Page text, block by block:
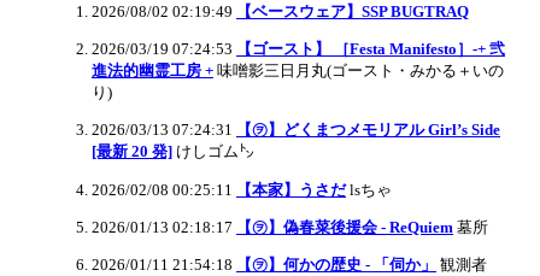
2026/08/02 02:19:49 【ベースウェア】SSP BUGTRAQ
2026/03/19 07:24:53
【ゴースト】 ［Festa Manifesto］-+ 弐
進法的幽霊工房 + 味噌影三日月丸(ゴースト・みかる＋いの
り)
2026/03/13 07:24:31
【㋾】どくまつメモリアル Girl’s Side
[最新 20 発] けしゴム㌧
2026/02/08 00:25:11 【本家】うさだ lsちゃ
2026/01/13 02:18:17 【㋾】偽春菜後援会 - ReQuiem 墓所
2026/01/11 21:54:18 【㋾】何かの歴史 - 「伺か」 観測者